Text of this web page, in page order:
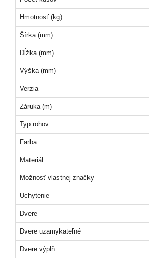
Hmotnosť (kg)
Šírka (mm)
Dĺžka (mm)
Výška (mm)
Verzia
Záruka (m)
Typ rohov
Farba
Materiál
Možnosť vlastnej značky
Uchytenie
Dvere
Dvere uzamykateľné
Dvere výplň